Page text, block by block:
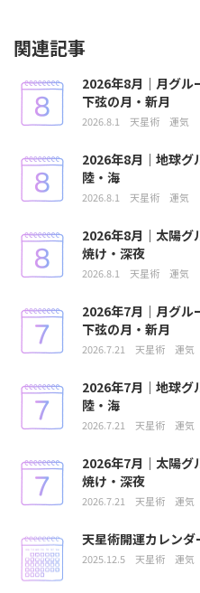
関連記事
2026年8月｜月グル
下弦の月・新月
2026.8.1 天星術 運気
2026年8月｜地球グ
陸・海
2026.8.1 天星術 運気
2026年8月｜太陽グ
焼け・深夜
2026.8.1 天星術 運気
2026年7月｜月グル
下弦の月・新月
2026.7.21 天星術 運気
2026年7月｜地球グ
陸・海
2026.7.21 天星術 運気
2026年7月｜太陽グ
焼け・深夜
2026.7.21 天星術 運気
天星術開運カレン
2025.12.5 天星術 運気